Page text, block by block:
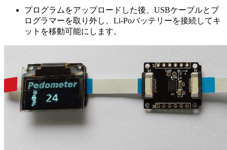
プログラムをアップロードした後、USBケーブルとプ
ログラマーを取り外し、Li-Poバッテリーを接続してキ
ットを移動可能にします。